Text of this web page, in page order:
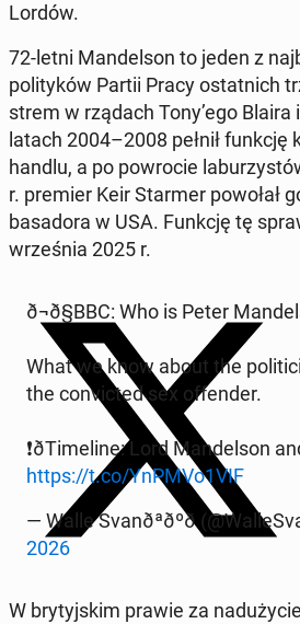
Lordów.
72-letni Man­del­son to jeden z
po­li­ty­ków Partii Pracy ostat­nich
strem w rządach Tony’ego Blaira
latach 2004–2008 pełnił funkcję
handlu, a po po­wro­cie
r. premier Keir Starmer powołał
ba­sa­do­ra w USA. Funkcję tę
wrze­śnia 2025 r.
ð¬ð§BBC: Who is Peter
What we know about the
the co­nvic­ted sex of­fen­der.
❗ðTi­me­li­ne: Lord Man­del­son
https://t.co/YnPMVo1VIF
— Walle Sva­nðªðºð
2026
W bry­tyj­skim prawie za